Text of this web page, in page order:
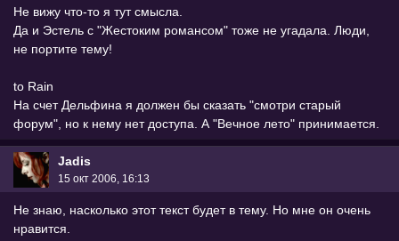
Не вижу что-то я тут смысла.
Да и Эстель с "Жестоким романсом" тоже не угадала. Люди,
не портите тему!
to Rain
На счет Дельфина я должен бы сказать "смотри старый
форум", но к нему нет доступа. А "Вечное лето" принимается.
Jadis
15 окт 2006, 16:13
Не знаю, насколько этот текст будет в тему. Но мне он очень
нравится.